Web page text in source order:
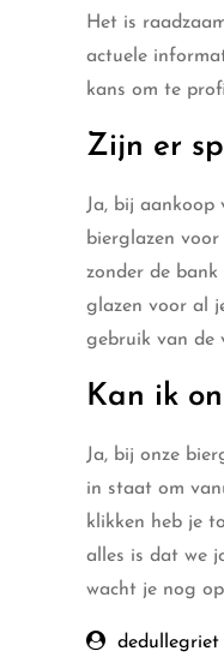
Het is
actuele
kans om te
Zijn er
Ja, bij
bierglazen
zonder de
glazen voor al
gebruik van de
Kan ik
Ja, bij onze
in staat om
klikken heb je
alles is dat we
wacht je nog
dedullegriet